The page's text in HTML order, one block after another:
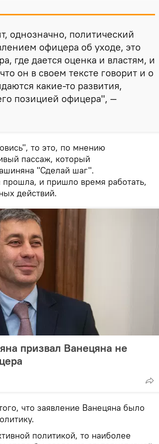
однозначно, политический
офицера об уходе, это
где дается оценка и властям, и
он в своем тексте говорит и о
какие-то развития,
позицией офицера", —
то это, по мнению
пассаж, который
"Сделай шаг".
и пришло время работать,
действий.
призвал Ванецяна не
что заявление Ванецяна было
политикой, то наиболее